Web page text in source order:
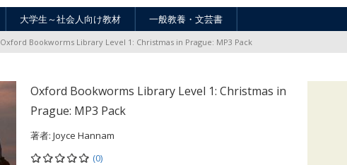
大学生～社会人向け教材 一般教養・文芸書
Oxford Bookworms Library Level 1: Christmas in Prague: MP3 Pack
Oxford Bookworms Library Level 1: Christmas in
Prague: MP3 Pack
著者: Joyce Hannam
(0)